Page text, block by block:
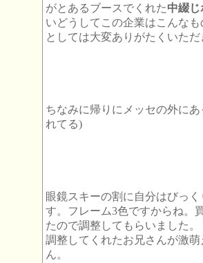
がとあるブースでくれた中綴
いどうしてこの企業はこんな
としては大変ありがたくいた
ちなみに帰りにメッセの外に
れてる)
眼鏡スキーの割に自分はびっ
す。フレーム3色ですからね。
たので調整してもらいました。
調整してくれたお兄さんが激
ん。